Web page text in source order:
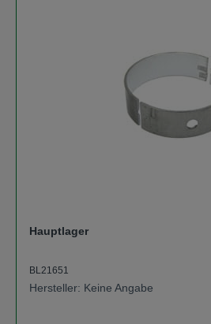
Hauptlager
BL21651
Hersteller: Keine Angabe